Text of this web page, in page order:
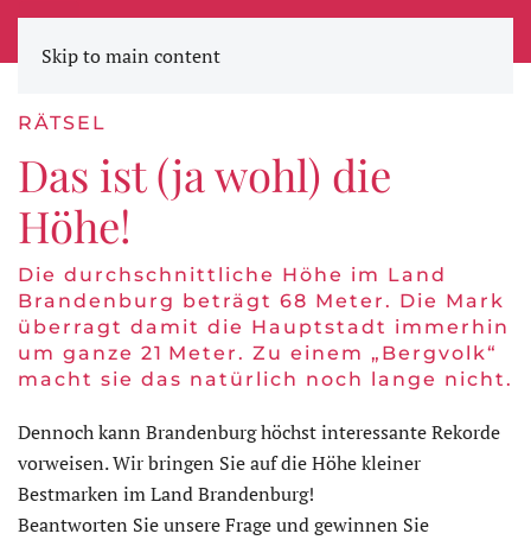
Skip to main content
RÄTSEL
Das ist (ja wohl) die
Höhe!
Die durchschnittliche Höhe im Land
Brandenburg beträgt 68 Meter. Die Mark
überragt damit die Hauptstadt immerhin
um ganze 21 Meter. Zu einem „Bergvolk“
macht sie das natürlich noch lange nicht.
Dennoch kann Brandenburg höchst interessante Rekorde
vorweisen. Wir bringen Sie auf die Höhe kleiner
Bestmarken im Land Brandenburg!
Beantworten Sie unsere Frage und gewinnen Sie